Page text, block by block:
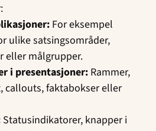
For eksempel
ulike satsingsområder,
eller målgrupper.
i presentasjoner: Rammer,
callouts, faktabokser eller
Statusindikatorer, knapper i